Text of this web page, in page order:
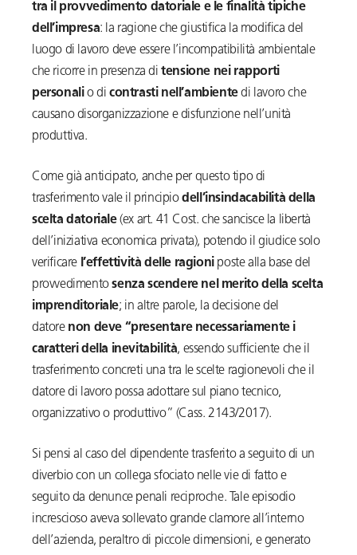
tra il provvedimento datoriale e le finalità tipiche
dell’impresa: la ragione che giustifica la modifica del
luogo di lavoro deve essere l’incompatibilità ambientale
che ricorre in presenza ditensione nei rapporti
personalio dicontrasti nell’ambientedi lavoro che
causano disorganizzazione e disfunzione nell’unità
produttiva.
Come già anticipato, anche per questo tipo di
trasferimento vale il principiodell’insindacabilità della
scelta datoriale(ex art. 41 Cost. che sancisce la libertà
dell’iniziativa economica privata), potendo il giudice solo
verificare l’effettività delle ragioni poste alla base del
provvedimentosenza scendere nel merito della scelta
imprenditoriale; in altre parole, la decisione del
datore non deve “presentare necessariamente i
caratteri della inevitabilità, essendo sufficiente che il
trasferimento concreti una tra le scelte ragionevoli che il
datore di lavoro possa adottare sul piano tecnico,
organizzativo o produttivo” (Cass. 2143/2017).
Si pensi al caso del dipendente trasferito a seguito di un
diverbio con un collega sfociato nelle vie di fatto e
seguito da denunce penali reciproche. Tale episodio
increscioso aveva sollevato grande clamore all’interno
dell’azienda, peraltro di piccole dimensioni, e generato